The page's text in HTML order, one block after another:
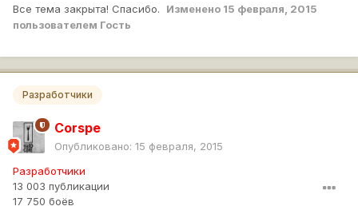
Все тема закрыта! Спасибо. Изменено 15 февраля, 2015
пользователем Гость
Разработчики
Corspe
Опубликовано: 15 февраля, 2015
Разработчики
13 003 публикации
17 750 боёв